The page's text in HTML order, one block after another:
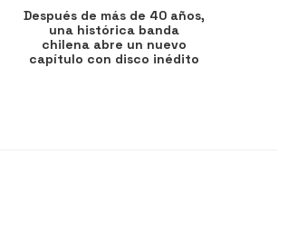
Después de más de 40 años,
una histórica banda
chilena abre un nuevo
capítulo con disco inédito